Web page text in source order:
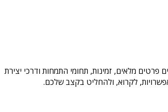
מלאים, זמינות, תחומי התמחות ודרכי יצירת
לקרוא, ולהחליט בקצב שלכם.